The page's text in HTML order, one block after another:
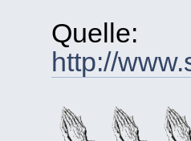
Quelle:
http://